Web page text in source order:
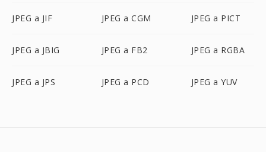
JPEG a JIF JPEG a CGM JPEG a PICT
JPEG a JBIG JPEG a FB2 JPEG a RGBA
JPEG a JPS JPEG a PCD JPEG a YUV